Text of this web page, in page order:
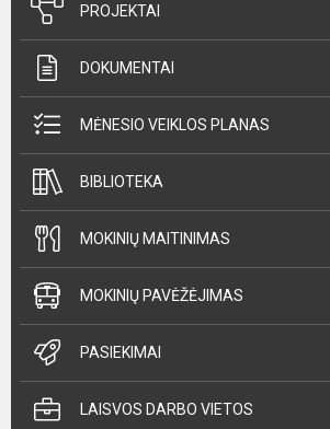
PROJEKTAI
DOKUMENTAI
MĖNESIO VEIKLOS PLANAS
BIBLIOTEKA
MOKINIŲ MAITINIMAS
MOKINIŲ PAVĖŽĖJIMAS
PASIEKIMAI
LAISVOS DARBO VIETOS